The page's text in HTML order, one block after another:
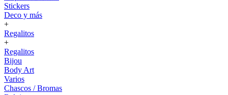
Stickers
Deco y más
+
Regalitos
+
Regalitos
Bijou
Body Art
Varios
Chascos / Bromas